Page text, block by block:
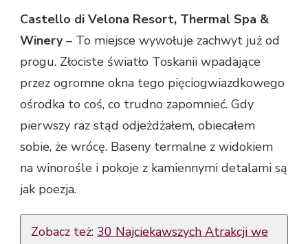
Castello di Velona Resort, Thermal Spa &
Winery– To miejsce wywołuje zachwyt już od
progu. Złociste światło Toskanii wpadające
przez ogromne okna tego pięciogwiazdkowego
ośrodka to coś, co trudno zapomnieć. Gdy
pierwszy raz stąd odjeżdżałem, obiecałem
sobie, że wrócę. Baseny termalne z widokiem
na winorośle i pokoje z kamiennymi detalami są
jak poezja.
Zobacz też: 30 Najciekawszych Atrakcji we